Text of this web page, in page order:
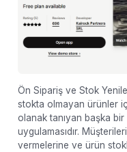
Ön Sipariş ve Stok
stokta olmayan ürünler
olanak tanıyan başka
uygulamasıdır.
vermelerine ve ürün